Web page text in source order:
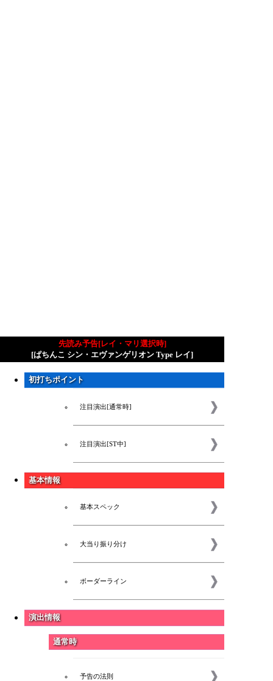
先読み予告[レイ・マリ選択時]
[ぱちんこ シン・エヴァンゲリオン Type レイ]
初打ちポイント
注目演出[通常時]
注目演出[ST中]
基本情報
基本スペック
大当り振り分け
ボーダーライン
演出情報
通常時
予告の法則